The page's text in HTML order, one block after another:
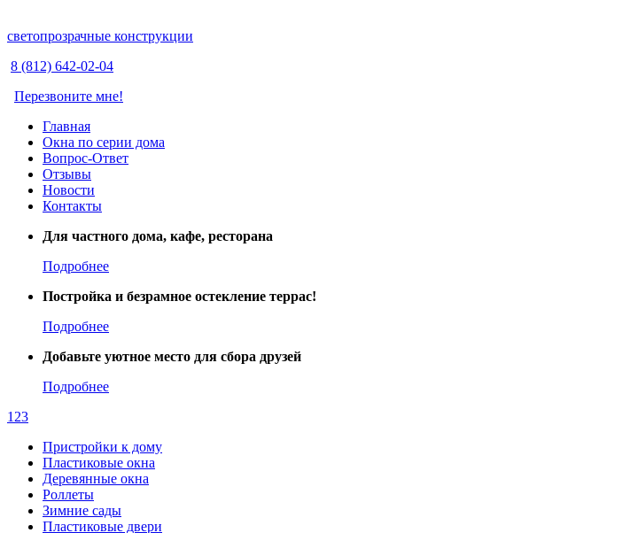
светопрозрачные конструкции
8 (812) 642-02-04
Перезвоните мне!
Главная
Окна по серии дома
Вопрос-Ответ
Отзывы
Новости
Контакты
Для частного дома, кафе, ресторана
Подробнее
Постройка и безрамное остекление террас!
Подробнее
Добавьте уютное место для сбора друзей
Подробнее
1 23
Пристройки к дому
Пластиковые окна
Деревянные окна
Роллеты
Зимние сады
Пластиковые двери